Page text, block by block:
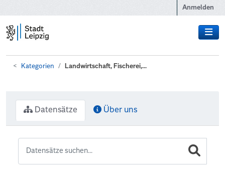
Anmelden
Kategorien Landwirtschaft, Fischerei,...
Datensätze Über uns